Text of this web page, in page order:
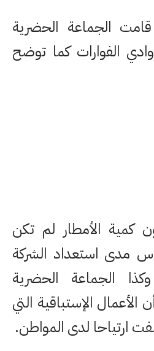
الجماعة الحضرية
الفوارات كما توضح
كمية الأمطار لم تكن
مدى استعداد الشركة
الجماعة الحضرية
الأعمال الإستباقية التي
ارتياحا لدى المواطن.